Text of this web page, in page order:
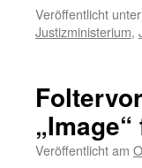
Veröffentlicht unter
Justizministerium,
Veröffentlicht am